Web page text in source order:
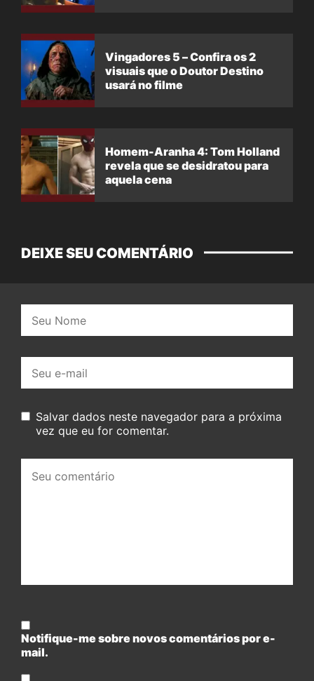
Vingadores 5 – Confira os 2
visuais que o Doutor Destino
usará no filme
Homem-Aranha 4: Tom Holland
revela que se desidratou para
aquela cena
DEIXE SEU COMENTÁRIO
mail:
Salvar dados neste navegador para a próxima
vez que eu for comentar.
comentário:
Notifique-me sobre novos comentários por e-
mail.